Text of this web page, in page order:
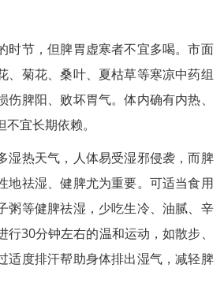
节，但脾胃虚寒者不宜多喝。市面
、菊花、桑叶、夏枯草等寒凉中药组
伤脾阳、败坏胃气。体内确有内热、
宜长期依赖。
热天气，人体易受湿邪侵袭，而脾
地祛湿、健脾尤为重要。可适当食用
粥等健脾祛湿，少吃生冷、油腻、辛
30分钟左右的温和运动，如散步、
适度排汗帮助身体排出湿气，减轻脾